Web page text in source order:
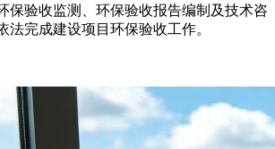
保验收监测、环保验收报告编制及技术咨
法完成建设项目环保验收工作。